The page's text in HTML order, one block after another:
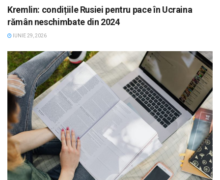
Kremlin: condițiile Rusiei pentru pace în Ucraina
rămân neschimbate din 2024
IUNIE 29, 2026